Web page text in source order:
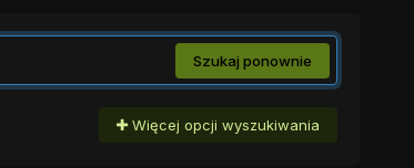
Szukaj ponownie
Więcej opcji wyszukiwania